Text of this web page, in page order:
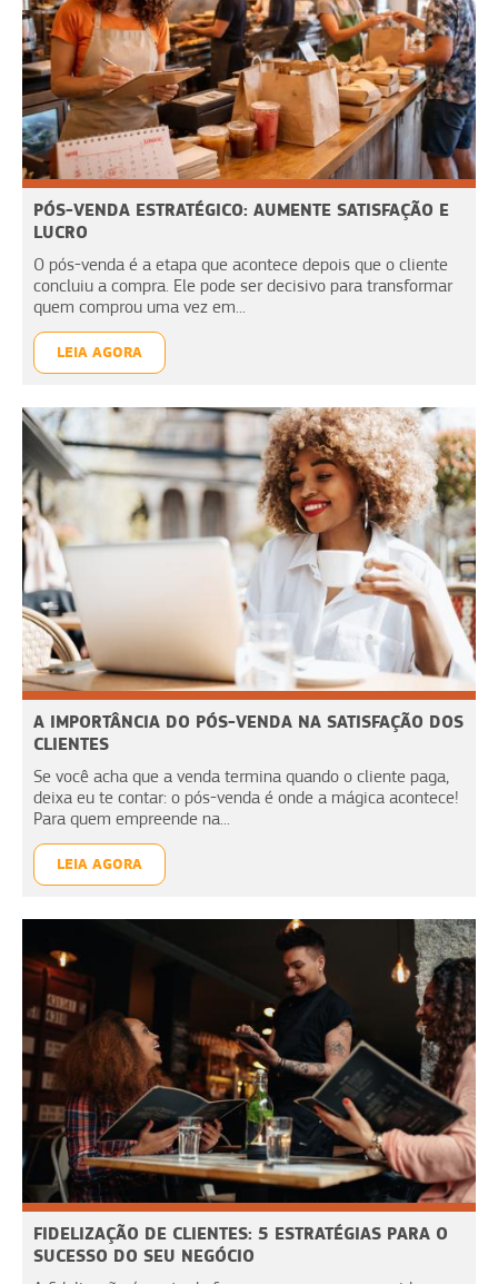
PÓS-VENDA ESTRATÉGICO: AUMENTE SATISFAÇÃO E
LUCRO
O pós-venda é a etapa que acontece depois que o cliente
concluiu a compra. Ele pode ser decisivo para transformar
quem comprou uma vez em...
LEIA AGORA
A IMPORTÂNCIA DO PÓS-VENDA NA SATISFAÇÃO DOS
CLIENTES
Se você acha que a venda termina quando o cliente paga,
deixa eu te contar: o pós-venda é onde a mágica acontece!
Para quem empreende na...
LEIA AGORA
FIDELIZAÇÃO DE CLIENTES: 5 ESTRATÉGIAS PARA O
SUCESSO DO SEU NEGÓCIO